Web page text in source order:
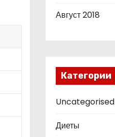
Август 2018
Категории
Uncategorised
Диеты